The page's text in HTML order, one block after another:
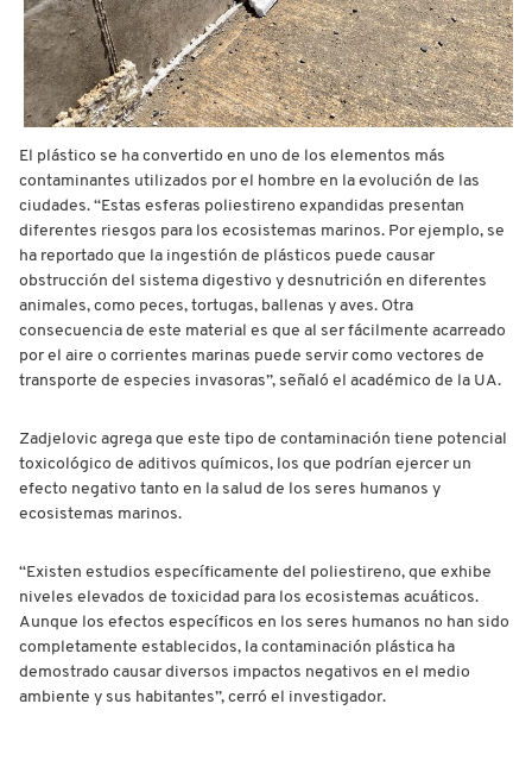
El plástico se ha convertido en uno de los elementos más
contaminantes utilizados por el hombre en la evolución de las
ciudades. “Estas esferas poliestireno expandidas presentan
diferentes riesgos para los ecosistemas marinos. Por ejemplo, se
ha reportado que la ingestión de plásticos puede causar
obstrucción del sistema digestivo y desnutrición en diferentes
animales, como peces, tortugas, ballenas y aves. Otra
consecuencia de este material es que al ser fácilmente acarreado
por el aire o corrientes marinas puede servir como vectores de
transporte de especies invasoras”, señaló el académico de la UA.
Zadjelovic agrega que este tipo de contaminación tiene potencial
toxicológico de aditivos químicos, los que podrían ejercer un
efecto negativo tanto en la salud de los seres humanos y
ecosistemas marinos.
“Existen estudios específicamente del poliestireno, que exhibe
niveles elevados de toxicidad para los ecosistemas acuáticos.
Aunque los efectos específicos en los seres humanos no han sido
completamente establecidos, la contaminación plástica ha
demostrado causar diversos impactos negativos en el medio
ambiente y sus habitantes”, cerró el investigador.